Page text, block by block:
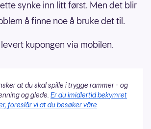
synke inn litt først. Men det blir
å finne noe å bruke det til.
kupongen via mobilen.
at du skal spille i trygge rammer - og
og glede. Er du imidlertid bekymret
foreslår vi at du besøker våre